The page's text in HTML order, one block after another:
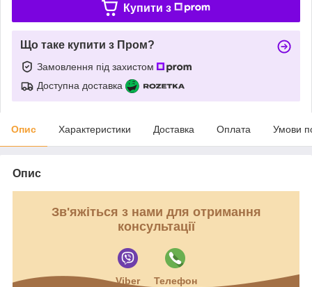
Купити з
Що таке купити з Пром?
Замовлення під захистом
Доступна доставка
Опис Характеристики Доставка Оплата Умови
Опис
Зв'яжіться з нами для отримання
консультації
Viber Телефон